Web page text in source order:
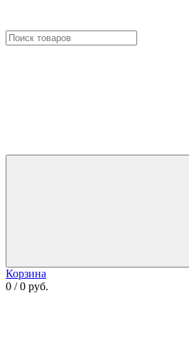
Корзина
0 / 0 руб.